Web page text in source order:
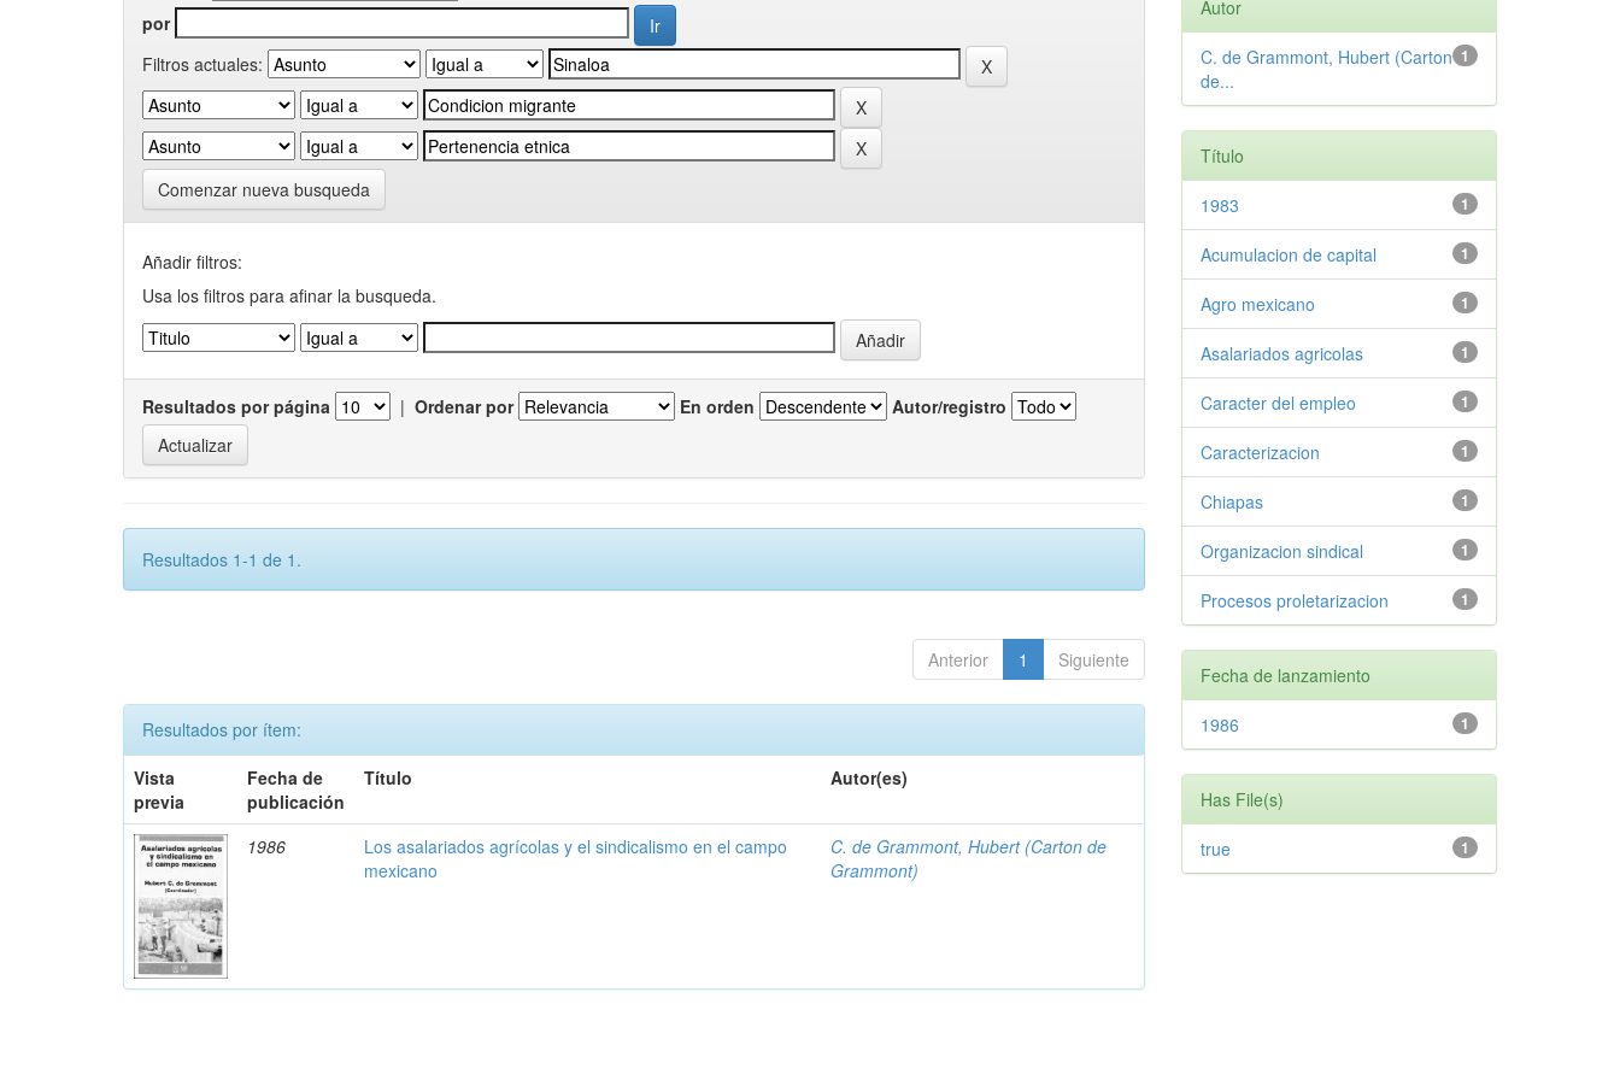
por
Filtros actuales:
Comenzar nueva busqueda
Añadir filtros:
Usa los filtros para afinar la busqueda.
Resultados por página | Ordenar por En orden Autor/registro
Resultados 1-1 de 1.
Anterior 1 Siguiente
Resultados por ítem:
Vista
previa
Fecha de
publicación
Título Autor(es)
1986
Los asalariados agrícolas y el sindicalismo en el campo
mexicano
C. de Grammont, Hubert (Carton de
Grammont)
Autor
1
C. de Grammont, Hubert (Carton
de...
Título
1
1983
1
Acumulacion de capital
1
Agro mexicano
1
Asalariados agricolas
1
Caracter del empleo
1
Caracterizacion
1
Chiapas
1
Organizacion sindical
1
Procesos proletarizacion
Fecha de lanzamiento
1
1986
Has File(s)
1
true